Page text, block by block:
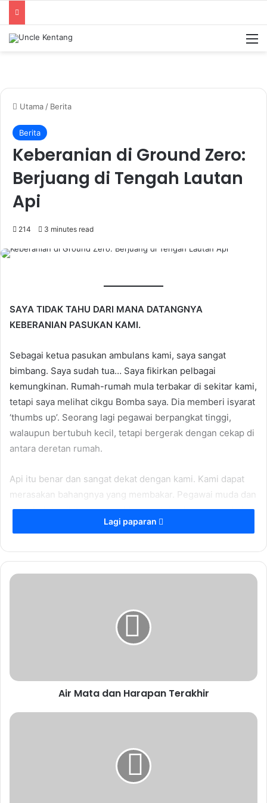
Utama / Berita
Berita
Keberanian di Ground Zero:
Berjuang di Tengah Lautan
Api
214 3 minutes read
SAYA TIDAK TAHU DARI MANA DATANGNYA
KEBERANIAN PASUKAN KAMI.
Sebagai ketua pasukan ambulans kami, saya sangat
bimbang. Saya sudah tua… Saya fikirkan pelbagai
kemungkinan. Rumah-rumah mula terbakar di sekitar kami,
tetapi saya melihat cikgu Bomba saya. Dia memberi isyarat
‘thumbs up’. Seorang lagi pegawai berpangkat tinggi,
walaupun bertubuh kecil, tetapi bergerak dengan cekap di
antara deretan rumah.
Api itu benar dan sangat dekat dengan kami. Kami dapat
merasakan bahangnya yang membakar. Pegawai muda dan
bertubuh kecil itu mengarahkan anak buahnya memakai
dan membawaBA (Breathing Apparatus)
KEJADIAN.
Enam daripada mereka adalah kanak-kanak. Banyak haiwan
peliharaan, kebanyakannya anjing. Ada yang tidak memakai
Saya bergegas membawa seorang mangsa ke Hospital
Serdang. Tapak kakinya berlumuran darah dan melecur.
Tangan serta kedua-dua kakinya penuh dengan kesan
Kami tidak tahu dari mana datangnya keberanian ini kerana
kami juga bimbang akan kebocoran gas di dalam rumah-
rumah tersebut. Di mana-mana, kami melihat kereta
Lagi paparan
Air Mata dan Harapan Terakhir